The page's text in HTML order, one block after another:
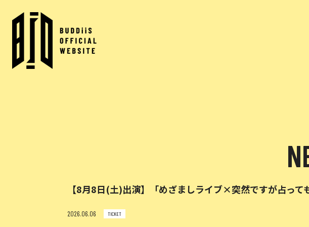
【8月8日(土)出演】「めざましライブ×突然ですが占っ
2026.06.06 TICKET